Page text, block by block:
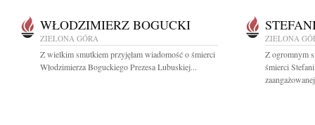
WŁODZIMIERZ BOGUCKI
ZIELONA GÓRA
Z wielkim smutkiem przyjęłam wiadomość o śmierci
Włodzimierza Boguckiego Prezesa Lubuskiej...
ZIELONA
Z ogromnym
śmierci